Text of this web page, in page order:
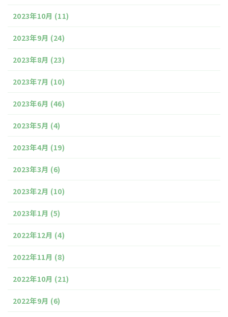
2023年10月 (11)
2023年9月 (24)
2023年8月 (23)
2023年7月 (10)
2023年6月 (46)
2023年5月 (4)
2023年4月 (19)
2023年3月 (6)
2023年2月 (10)
2023年1月 (5)
2022年12月 (4)
2022年11月 (8)
2022年10月 (21)
2022年9月 (6)